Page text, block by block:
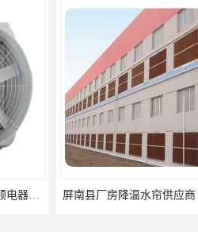
水帘墙